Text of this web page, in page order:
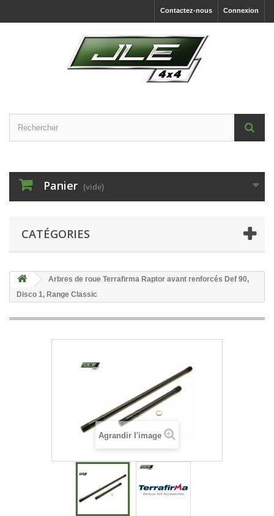
Connexion
Contactez-nous
Panier (vide)
CATÉGORIES
Arbres de roue Terrafirma Raptor avant renforcés Def 90,
Disco 1, Range Classic
Agrandir l'image